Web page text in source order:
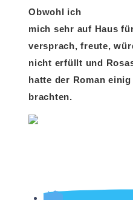
Obwohl ich
mich sehr auf Haus
versprach, freute,
nicht erfüllt und
hatte der Roman
brachten.